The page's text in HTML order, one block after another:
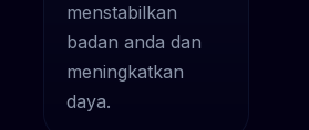
menstabilkan
badan anda dan
meningkatkan
daya.